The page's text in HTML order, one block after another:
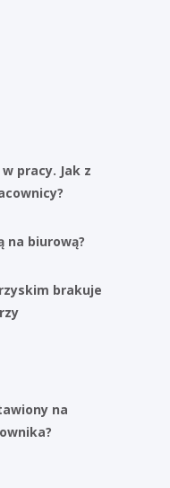
pracy. Jak z
na biurową?
brakuje
na